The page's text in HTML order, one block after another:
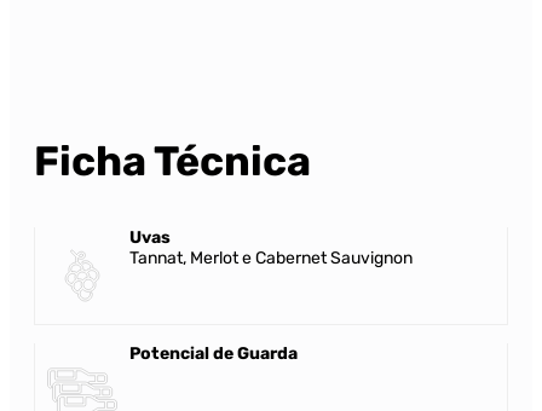
Ficha Técnica
Uvas
Tannat, Merlot e Cabernet Sauvignon
Potencial de Guarda